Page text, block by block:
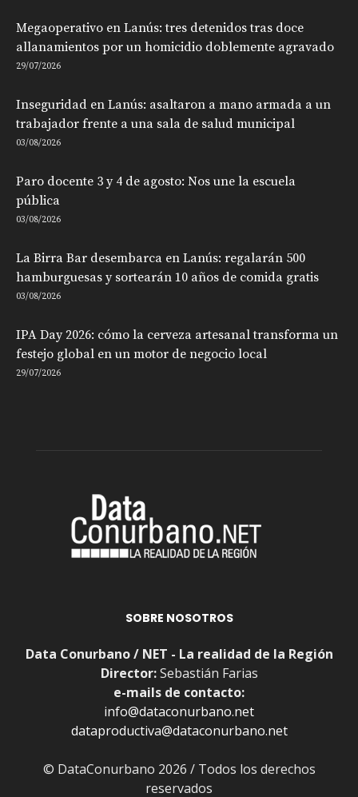
Megaoperativo en Lanús: tres detenidos tras doce
allanamientos por un homicidio doblemente agravado
29/07/2026
Inseguridad en Lanús: asaltaron a mano armada a un
trabajador frente a una sala de salud municipal
03/08/2026
Paro docente 3 y 4 de agosto: Nos une la escuela
pública
03/08/2026
La Birra Bar desembarca en Lanús: regalarán 500
hamburguesas y sortearán 10 años de comida gratis
03/08/2026
IPA Day 2026: cómo la cerveza artesanal transforma un
festejo global en un motor de negocio local
29/07/2026
SOBRE NOSOTROS
Data Conurbano / NET - La realidad de la Región
Director:Sebastián Farias
e-mails de contacto:
info@dataconurbano.net
dataproductiva@dataconurbano.net
© DataConurbano 2026 / Todos los derechos
reservados